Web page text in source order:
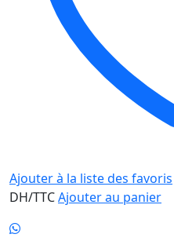
Ajouter à la liste des favoris
DH/TTCAjouter au panier